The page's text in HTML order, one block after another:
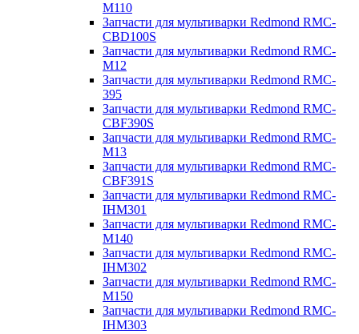
M110
Запчасти для мультиварки Redmond RMC-
CBD100S
Запчасти для мультиварки Redmond RMC-
M12
Запчасти для мультиварки Redmond RMC-
395
Запчасти для мультиварки Redmond RMC-
CBF390S
Запчасти для мультиварки Redmond RMC-
M13
Запчасти для мультиварки Redmond RMC-
CBF391S
Запчасти для мультиварки Redmond RMC-
IHM301
Запчасти для мультиварки Redmond RMC-
M140
Запчасти для мультиварки Redmond RMC-
IHM302
Запчасти для мультиварки Redmond RMC-
M150
Запчасти для мультиварки Redmond RMC-
IHM303